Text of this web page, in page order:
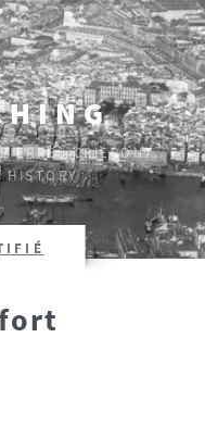
CRIERONT.
HISTORY